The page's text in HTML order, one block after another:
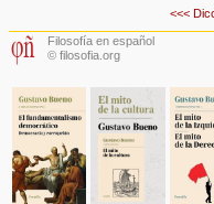
<<<
Filosofía en español
© filosofia.org